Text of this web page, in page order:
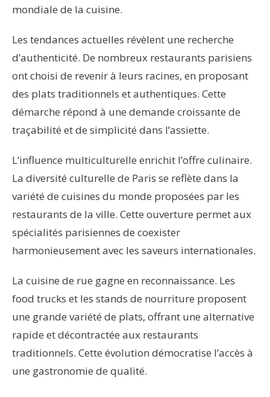
mondiale de la cuisine.
Les tendances actuelles révèlent une recherche
d’authenticité. De nombreux restaurants parisiens
ont choisi de revenir à leurs racines, en proposant
des plats traditionnels et authentiques. Cette
démarche répond à une demande croissante de
traçabilité et de simplicité dans l’assiette.
L’influence multiculturelle enrichit l’offre culinaire.
La diversité culturelle de Paris se reflète dans la
variété de cuisines du monde proposées par les
restaurants de la ville. Cette ouverture permet aux
spécialités parisiennes de coexister
harmonieusement avec les saveurs internationales.
La cuisine de rue gagne en reconnaissance. Les
food trucks et les stands de nourriture proposent
une grande variété de plats, offrant une alternative
rapide et décontractée aux restaurants
traditionnels. Cette évolution démocratise l’accès à
une gastronomie de qualité.